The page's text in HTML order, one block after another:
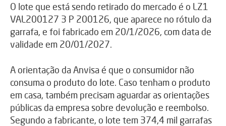
O lote que está sendo retirado do mercado é o LZ1
VAL200127 3 P 200126, que aparece no rótulo da
garrafa, e foi fabricado em 20/1/2026, com data de
validade em 20/01/2027.
A orientação da Anvisa é que o consumidor não
consuma o produto do lote. Caso tenham o produto
em casa, também precisam aguardar as orientações
públicas da empresa sobre devolução e reembolso.
Segundo a fabricante, o lote tem 374,4 mil garrafas